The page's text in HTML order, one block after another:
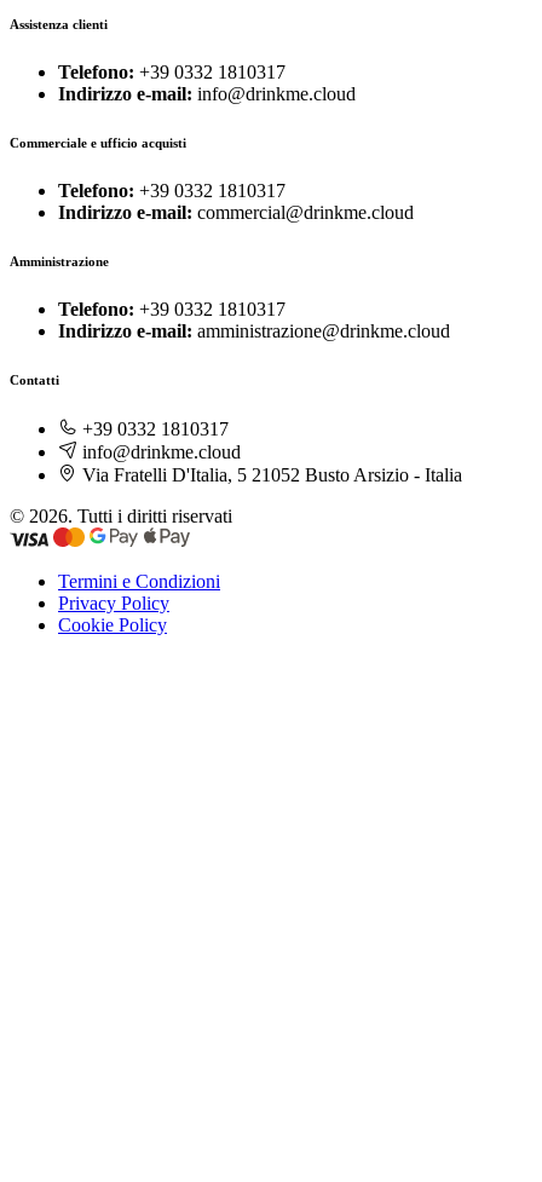
Assistenza clienti
Telefono: +39 0332 1810317
Indirizzo e-mail: info@drinkme.cloud
Commerciale e ufficio acquisti
Telefono: +39 0332 1810317
Indirizzo e-mail: commercial@drinkme.cloud
Amministrazione
Telefono: +39 0332 1810317
Indirizzo e-mail: amministrazione@drinkme.cloud
Contatti
+39 0332 1810317
info@drinkme.cloud
Via Fratelli D'Italia, 5 21052 Busto Arsizio - Italia
© 2026. Tutti i diritti riservati
Termini e Condizioni
Privacy Policy
Cookie Policy